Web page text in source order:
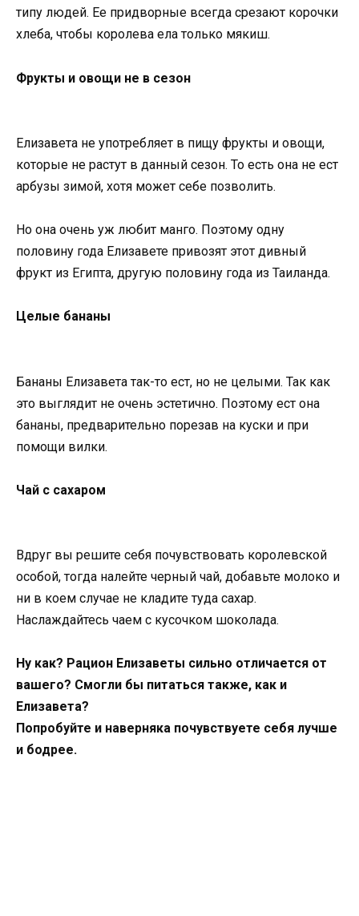
типу людей. Ее придворные всегда срезают корочки
хлеба, чтобы королева ела только мякиш.
Фрукты и овощи не в сезон
Елизавета не употребляет в пищу фрукты и овощи,
которые не растут в данный сезон. То есть она не ест
арбузы зимой, хотя может себе позволить.
Но она очень уж любит манго. Поэтому одну
половину года Елизавете привозят этот дивный
фрукт из Египта, другую половину года из Таиланда.
Целые бананы
Бананы Елизавета так-то ест, но не целыми. Так как
это выглядит не очень эстетично. Поэтому ест она
бананы, предварительно порезав на куски и при
помощи вилки.
Чай с сахаром
Вдруг вы решите себя почувствовать королевской
особой, тогда налейте черный чай, добавьте молоко и
ни в коем случае не кладите туда сахар.
Наслаждайтесь чаем с кусочком шоколада.
Ну как? Рацион Елизаветы сильно отличается от
вашего? Смогли бы питаться также, как и
Елизавета?
Попробуйте и наверняка почувствуете себя лучше
и бодрее.